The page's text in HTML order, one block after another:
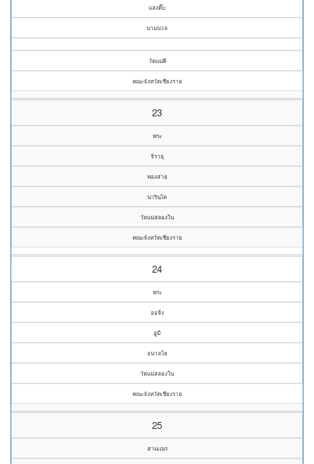
แสงติ๊บ
นามนวล
วัดแม่คี
คณะจังหวัดเชียงราย
23
พระ
จิรายุ
ทองสาย
นารินฺโต
วัดแม่สลองใน
คณะจังหวัดเชียงราย
24
พระ
ออจิ่ง
อูมี
อนาลโย
วัดแม่สลองใน
คณะจังหวัดเชียงราย
25
สามเณร